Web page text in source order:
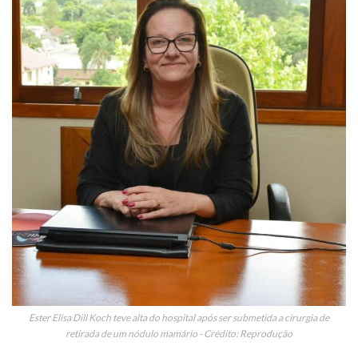
Ester Elisa Dill Koch teve alta do hospital após ser submetida a cirurgia de
retirada de um nódulo mamário - Crédito: Reprodução